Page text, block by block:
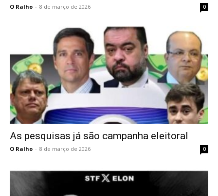
O Ralho - 8 de março de 2026 0
As pesquisas já são campanha eleitoral
O Ralho - 8 de março de 2026 0